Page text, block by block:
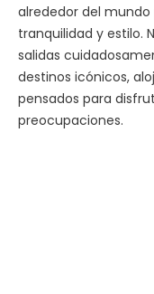
alrededor del
tranquilidad y estilo.
salidas
destinos icónicos,
pensados para
preocupaciones.